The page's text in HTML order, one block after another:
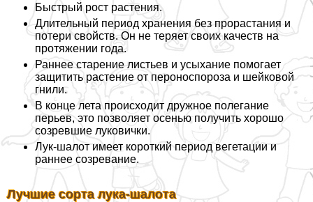
Быстрый рост растения.
Длительный период хранения без прорастания и
потери свойств. Он не теряет своих качеств на
протяжении года.
Раннее старение листьев и усыхание помогает
защитить растение от пероноспороза и шейковой
гнили.
В конце лета происходит дружное полегание
перьев, это позволяет осенью получить хорошо
созревшие луковички.
Лук-шалот имеет короткий период вегетации и
раннее созревание.
Лучшие сорта лука-шалота